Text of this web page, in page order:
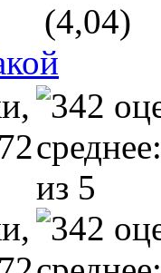
(4,04)